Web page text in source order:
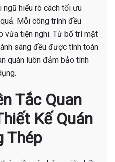
ngũ hiểu rõ cách tối ưu
Mỗi công trình đều
vừa tiện nghi. Từ bố trí mặt
sáng đều được tính toán
quán luôn đảm bảo tính
Tắc Quan
Kế Quán
Thép